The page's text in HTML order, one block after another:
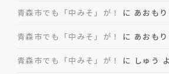
青森市でも「中みそ」が！ に あおも
青森市でも「中みそ」が！ に あおも
青森市でも「中みそ」が！ に しゅう